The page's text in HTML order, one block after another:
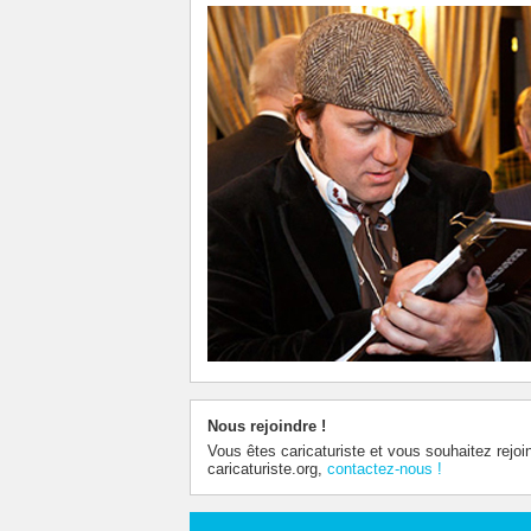
Nous rejoindre !
Vous êtes caricaturiste et vous souhaitez
caricaturiste.org, contactez-nous !